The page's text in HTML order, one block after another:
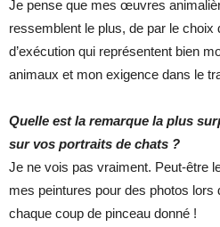
Je pense que mes œuvres
ressemblent le plus, de par le choix
d’exécution qui représentent bien
animaux et mon exigence dans le
Quelle est la remarque la plus
sur vos portraits de chats ?
Je ne vois pas vraiment. Peut-être
mes peintures pour des photos
chaque coup de pinceau donné !